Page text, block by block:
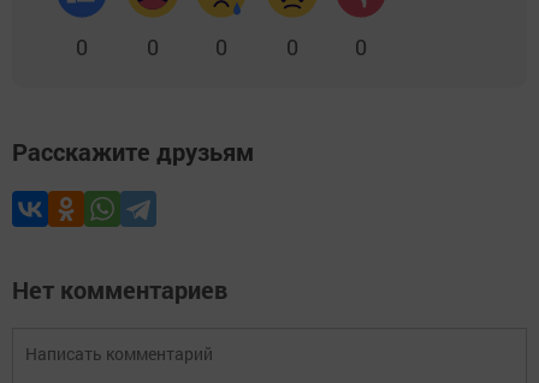
0 0 0 0 0
Расскажите друзьям
Нет комментариев